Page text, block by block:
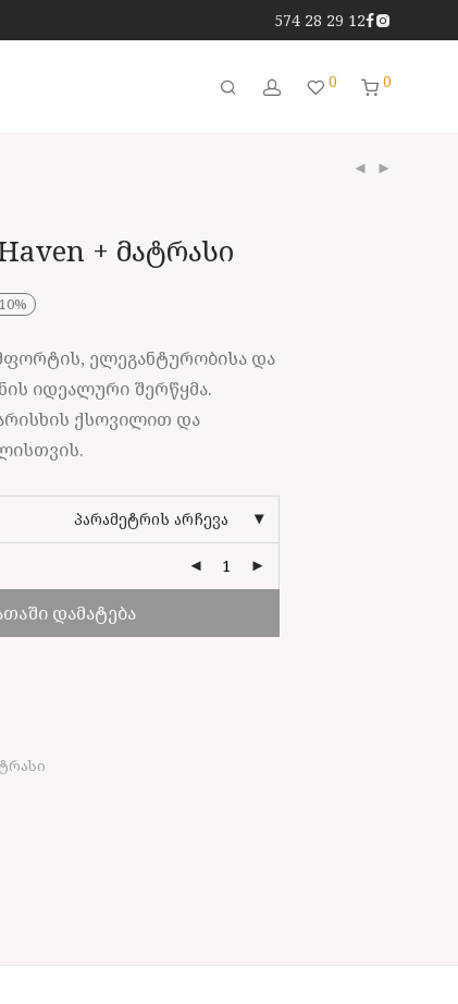
574 28 29 12
0 0
+ მატრასი
10%
ელეგანტურობისა და
იდეალური შერწყმა.
ქსოვილით და
პარამეტრის არჩევა
დამატება